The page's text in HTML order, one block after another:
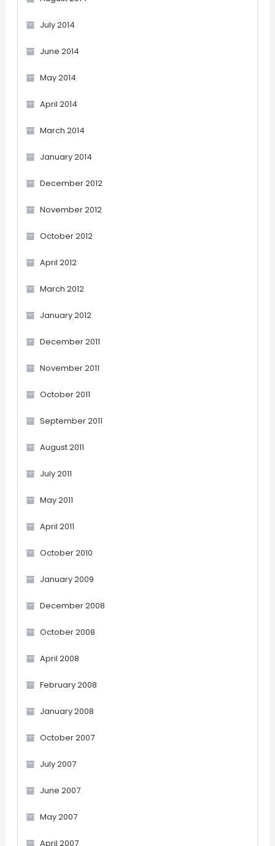
July 2014
June 2014
May 2014
April 2014
March 2014
January 2014
December 2012
November 2012
October 2012
April 2012
March 2012
January 2012
December 2011
November 2011
October 2011
September 2011
August 2011
July 2011
May 2011
April 2011
October 2010
January 2009
December 2008
October 2008
April 2008
February 2008
January 2008
October 2007
July 2007
June 2007
May 2007
April 2007